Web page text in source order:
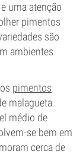
uma atenção
pimentos
são
ambientes
pimentos
malagueta
médio de
se bem em
cerca de